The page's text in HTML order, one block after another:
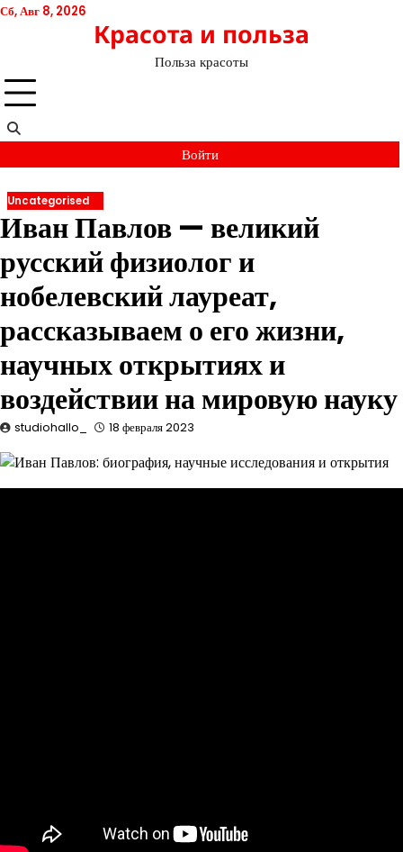
Перейти
Сб, Авг 8, 2026
Красота и польза
Польза красоты
Войти
Uncategorised
Иван Павлов — великий
русский физиолог и
нобелевский лауреат,
рассказываем о его жизни,
научных открытиях и
воздействии на мировую науку
studiohallo_ 18 февраля 2023